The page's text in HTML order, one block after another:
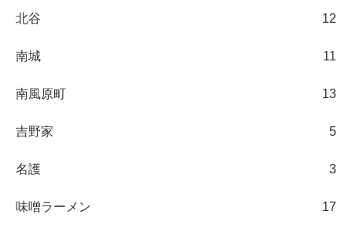
北谷 12
南城 11
南風原町 13
吉野家 5
名護 3
味噌ラーメン 17